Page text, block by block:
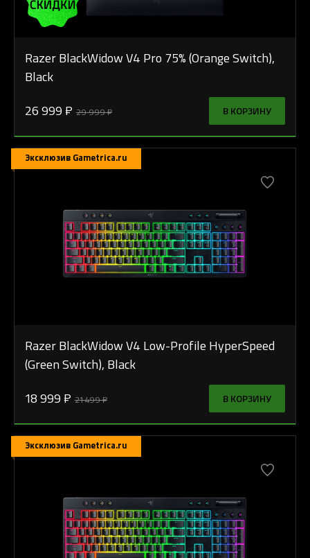
Razer BlackWidow V4 Pro 75% (Orange Switch),
Black
26 999 ₽ 29 999 ₽ В КОРЗИНУ
Эксклюзив Gametrica.ru
Razer BlackWidow V4 Low-Profile HyperSpeed
(Green Switch), Black
18 999 ₽ 21 499 ₽ В КОРЗИНУ
Эксклюзив Gametrica.ru